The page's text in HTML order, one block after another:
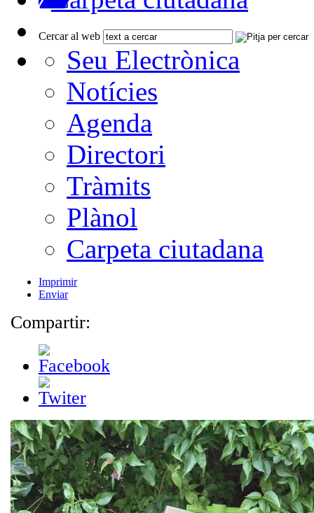
Cercar al web
Seu Electrònica
Notícies
Agenda
Directori
Tràmits
Plànol
Carpeta ciutadana
Imprimir
Enviar
Compartir: